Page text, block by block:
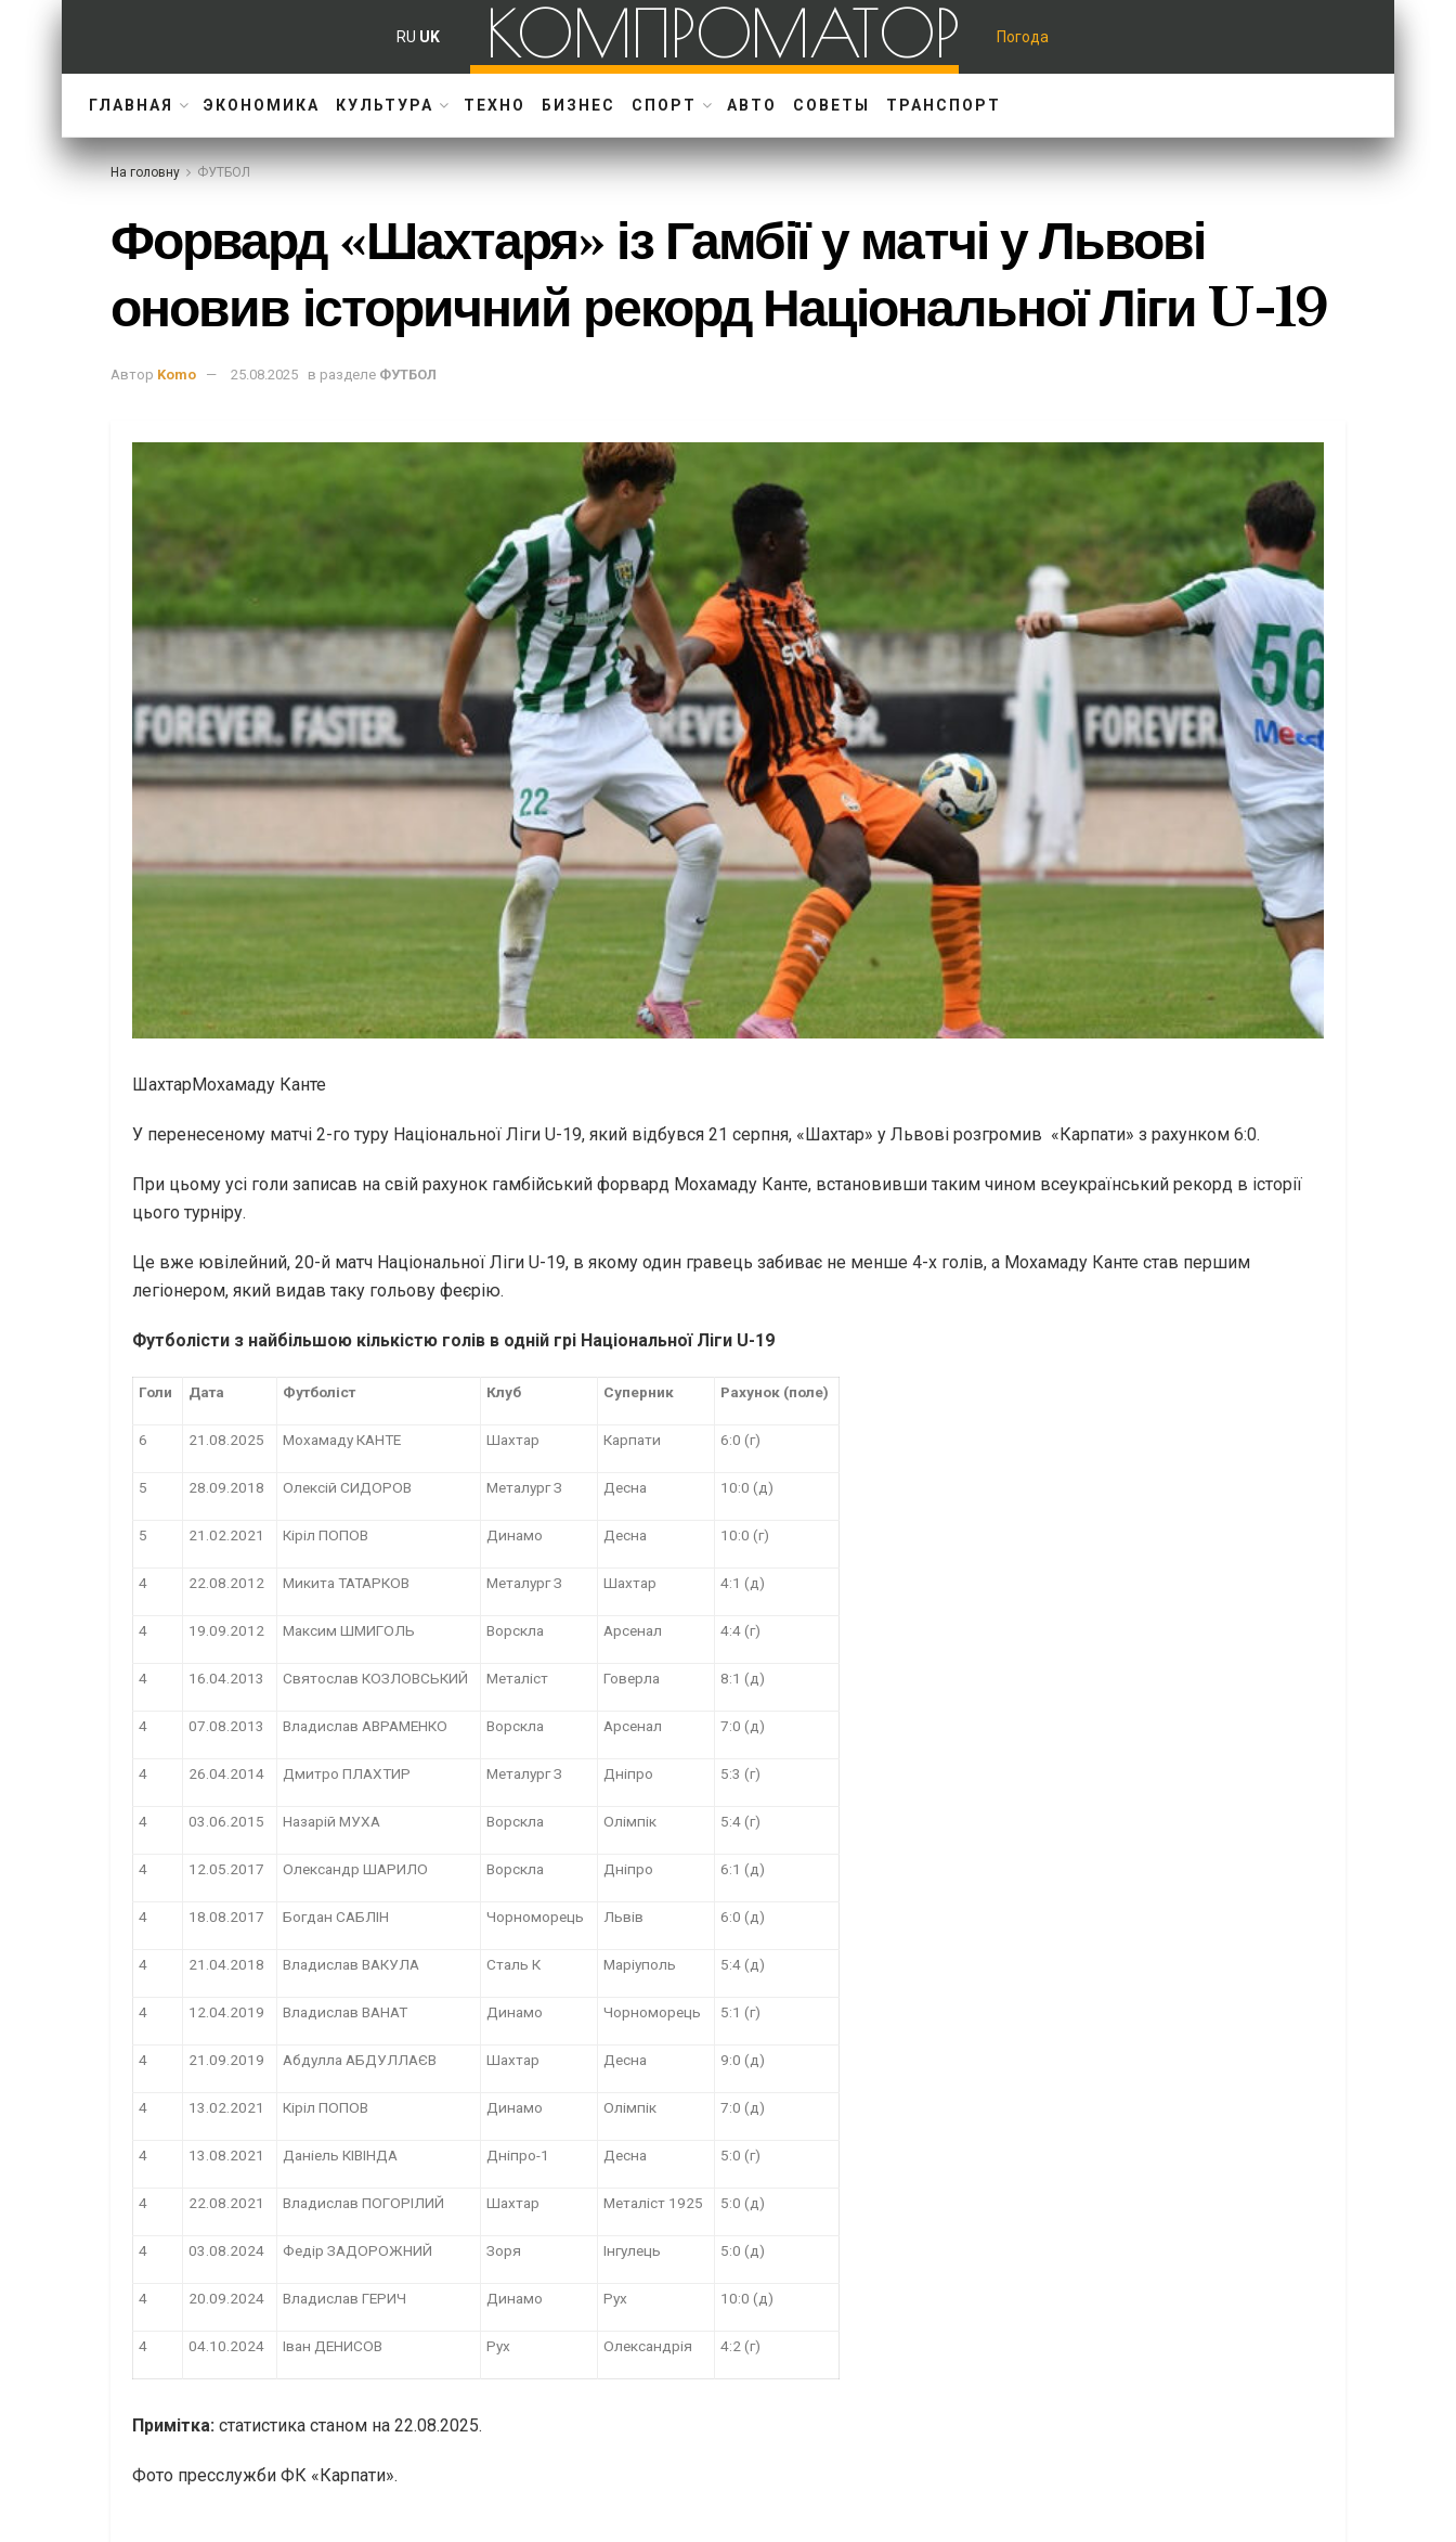
RU UK КОМПРОМАТОР Погода
ГЛАВНАЯ ЭКОНОМИКА КУЛЬТУРА ТЕХНО БИЗНЕС СПОРТ АВТО СОВЕТЫ ТРАНСПОРТ
На головну ФУТБОЛ
Форвард «Шахтаря» із Гамбії у матчі у Львові
оновив історичний рекорд Національної Ліги U-19
Автор Komo 25.08.2025 в разделе ФУТБОЛ
ШахтарМохамаду Канте
У перенесеному матчі 2-го туру Національної Ліги U-19, який відбувся 21 серпня, «Шахтар» у Львові розгромив «Карпати» з рахунком 6:0.
При цьому усі голи записав на свій рахунок гамбійський форвард Мохамаду Канте, встановивши таким чином всеукраїнський рекорд в історії
цього турніру.
Це вже ювілейний, 20-й матч Національної Ліги U-19, в якому один гравець забиває не менше 4-х голів, а Мохамаду Канте став першим
легіонером, який видав таку гольову феєрію.
Футболісти з найбільшою кількістю голів в одній грі Національної Ліги U-19
Голи Дата Футболіст Клуб Суперник Рахунок (поле)
6 21.08.2025 Мохамаду КАНТЕ Шахтар Карпати 6:0 (г)
5 28.09.2018 Олексій СИДОРОВ Металург З Десна 10:0 (д)
5 21.02.2021 Кіріл ПОПОВ Динамо Десна 10:0 (г)
4 22.08.2012 Микита ТАТАРКОВ Металург З Шахтар 4:1 (д)
4 19.09.2012 Максим ШМИГОЛЬ Ворскла Арсенал 4:4 (г)
4 16.04.2013 Святослав КОЗЛОВСЬКИЙ Металіст Говерла 8:1 (д)
4 07.08.2013 Владислав АВРАМЕНКО Ворскла Арсенал 7:0 (д)
4 26.04.2014 Дмитро ПЛАХТИР Металург З Дніпро 5:3 (г)
4 03.06.2015 Назарій МУХА Ворскла Олімпік 5:4 (г)
4 12.05.2017 Олександр ШАРИЛО Ворскла Дніпро 6:1 (д)
4 18.08.2017 Богдан САБЛІН Чорноморець Львів 6:0 (д)
4 21.04.2018 Владислав ВАКУЛА Сталь К Маріуполь 5:4 (д)
4 12.04.2019 Владислав ВАНАТ Динамо Чорноморець 5:1 (г)
4 21.09.2019 Абдулла АБДУЛЛАЄВ Шахтар Десна 9:0 (д)
4 13.02.2021 Кіріл ПОПОВ Динамо Олімпік 7:0 (д)
4 13.08.2021 Даніель КІВІНДА Дніпро-1 Десна 5:0 (г)
4 22.08.2021 Владислав ПОГОРІЛИЙ Шахтар Металіст 1925 5:0 (д)
4 03.08.2024 Федір ЗАДОРОЖНИЙ Зоря Інгулець 5:0 (д)
4 20.09.2024 Владислав ГЕРИЧ Динамо Рух 10:0 (д)
4 04.10.2024 Іван ДЕНИСОВ Рух Олександрія 4:2 (г)
Примітка: статистика станом на 22.08.2025.
Фото пресслужби ФК «Карпати».